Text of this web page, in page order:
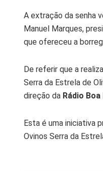
A extração da senha
Manuel Marques,
que ofereceu a
De referir que a
Serra da Estrela de
direção da Rádio Boa
Esta é uma iniciativa
Ovinos Serra da